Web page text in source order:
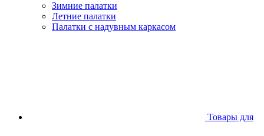
Зимние палатки
Летние палатки
Палатки с надувным каркасом
Товары для